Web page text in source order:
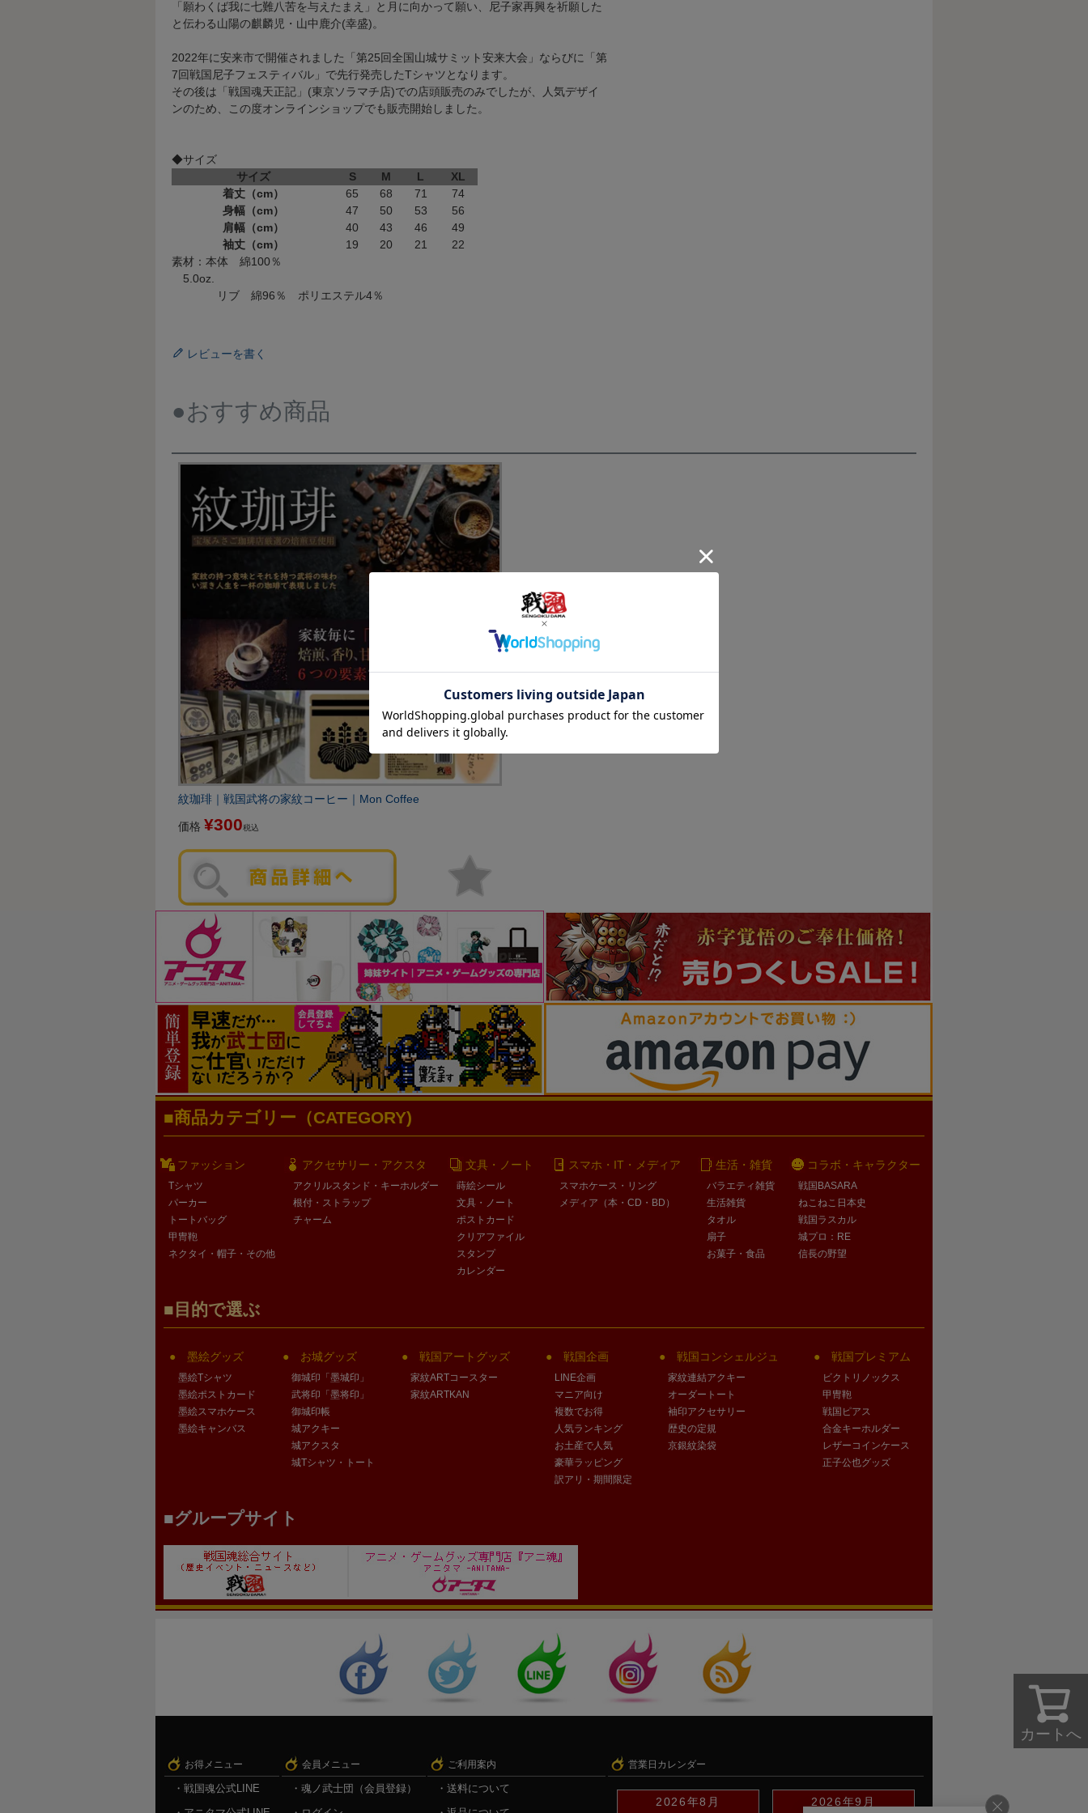
カートへ
「願わくば我に七難八苦を与えたまえ」と月に向かって願い、尼子家再興を祈願した
と伝わる山陽の麒麟児・山中鹿介(幸盛)。
2022年に安来市で開催されました「第25回全国山城サミット安来大会」ならびに「第
7回戦国尼子フェスティバル」で先行発売したTシャツとなります。
その後は「戦国魂天正記」(東京ソラマチ店)での店頭販売のみでしたが、人気デザイ
ンのため、この度オンラインショップでも販売開始しました。
◆サイズ
サイズ
S M L
XL
着丈（cm）
65 68 71
74
身幅（cm）
47 50 53
56
肩幅（cm）
40 43 46
49
袖丈（cm）
19 20 21
22
素材：本体 綿100％
5.0oz.
リブ 綿96％ ポリエステル4％
レビューを書く
●おすすめ商品
紋珈琲｜戦国武将の家紋コーヒー｜Mon Coffee
価格 ¥300税込
商品カテゴリー（CATEGORY)
ファッション
Tシャツ
パーカー
トートバッグ
甲冑鞄
ネクタイ・帽子・その他
アクセサリー・アクスタ
アクリルスタンド・キーホルダー
根付・ストラップ
チャーム
文具・ノート
蒔絵シール
文具・ノート
ポストカード
クリアファイル
スタンプ
カレンダー
スマホ・IT・メディア
スマホケース・リング
メディア（本・CD・BD）
生活・雑貨
バラエティ雑貨
生活雑貨
タオル
扇子
お菓子・食品
コラボ・キャラクター
戦国BASARA
ねこねこ日本史
戦国ラスカル
城プロ：RE
信長の野望
目的で選ぶ
墨絵グッズ
墨絵Tシャツ
墨絵ポストカード
墨絵スマホケース
墨絵キャンバス
お城グッズ
御城印「墨城印」
武将印「墨将印」
御城印帳
城アクキー
城アクスタ
城Tシャツ・トート
戦国アートグッズ
家紋ARTコースター
家紋ARTKAN
戦国企画
LINE企画
マニア向け
複数でお得
人気ランキング
お土産で人気
豪華ラッピング
訳アリ・期間限定
戦国コンシェルジュ
家紋連結アクキー
オーダートート
袖印アクセサリー
歴史の定規
京銀紋染袋
戦国プレミアム
ビクトリノックス
甲冑鞄
戦国ピアス
合金キーホルダー
レザーコインケース
正子公也グッズ
グループサイト
お得メニュー
戦国魂公式LINE
会員メニュー
魂ノ武士団（会員登録）
ご利用案内
送料について
営業日カレンダー
2026年8月 2026年9月